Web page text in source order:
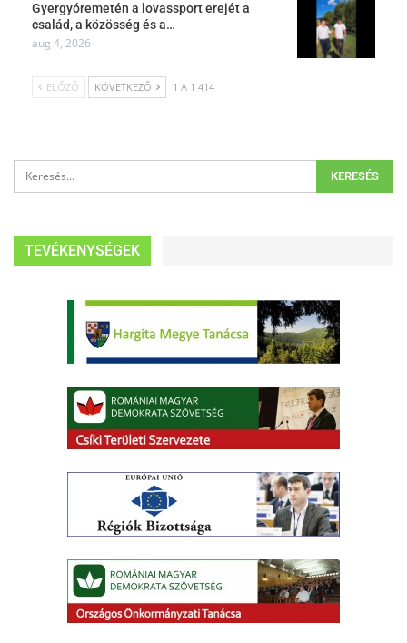
Gyergyóremetén a lovassport erejét a
család, a közösség és a…
aug 4, 2026
ELŐZŐ KÖVETKEZŐ 1 A 1 414
TEVÉKENYSÉGEK